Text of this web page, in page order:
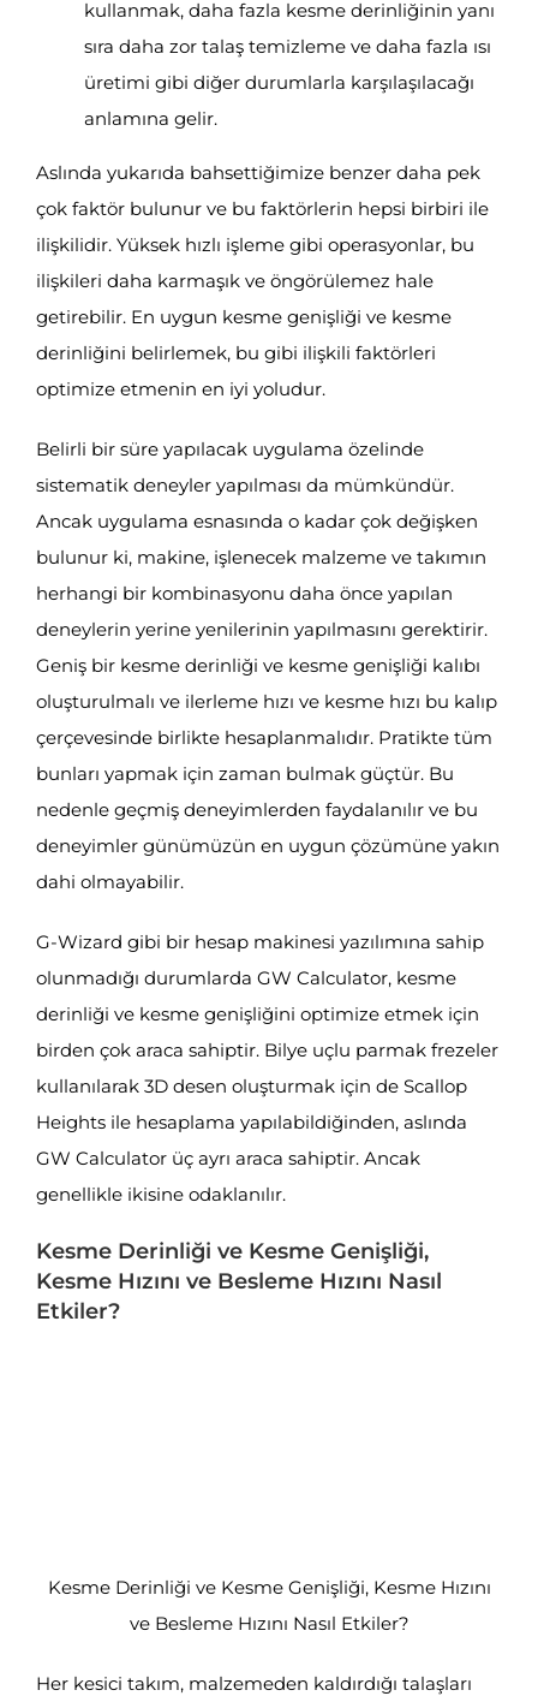
kullanmak, daha fazla kesme derinliğinin yanı
sıra daha zor talaş temizleme ve daha fazla ısı
üretimi gibi diğer durumlarla karşılaşılacağı
anlamına gelir.
Aslında yukarıda bahsettiğimize benzer daha pek
çok faktör bulunur ve bu faktörlerin hepsi birbiri ile
ilişkilidir. Yüksek hızlı işleme gibi operasyonlar, bu
ilişkileri daha karmaşık ve öngörülemez hale
getirebilir. En uygun kesme genişliği ve kesme
derinliğini belirlemek, bu gibi ilişkili faktörleri
optimize etmenin en iyi yoludur.
Belirli bir süre yapılacak uygulama özelinde
sistematik deneyler yapılması da mümkündür.
Ancak uygulama esnasında o kadar çok değişken
bulunur ki, makine, işlenecek malzeme ve takımın
herhangi bir kombinasyonu daha önce yapılan
deneylerin yerine yenilerinin yapılmasını gerektirir.
Geniş bir kesme derinliği ve kesme genişliği kalıbı
oluşturulmalı ve ilerleme hızı ve kesme hızı bu kalıp
çerçevesinde birlikte hesaplanmalıdır. Pratikte tüm
bunları yapmak için zaman bulmak güçtür. Bu
nedenle geçmiş deneyimlerden faydalanılır ve bu
deneyimler günümüzün en uygun çözümüne yakın
dahi olmayabilir.
G-Wizard gibi bir hesap makinesi yazılımına sahip
olunmadığı durumlarda GW Calculator, kesme
derinliği ve kesme genişliğini optimize etmek için
birden çok araca sahiptir. Bilye uçlu parmak frezeler
kullanılarak 3D desen oluşturmak için de Scallop
Heights ile hesaplama yapılabildiğinden, aslında
GW Calculator üç ayrı araca sahiptir. Ancak
genellikle ikisine odaklanılır.
Kesme Derinliği ve Kesme Genişliği,
Kesme Hızını ve Besleme Hızını Nasıl
Etkiler?
Kesme Derinliği ve Kesme Genişliği, Kesme Hızını
ve Besleme Hızını Nasıl Etkiler?
Her kesici takım, malzemeden kaldırdığı talaşları